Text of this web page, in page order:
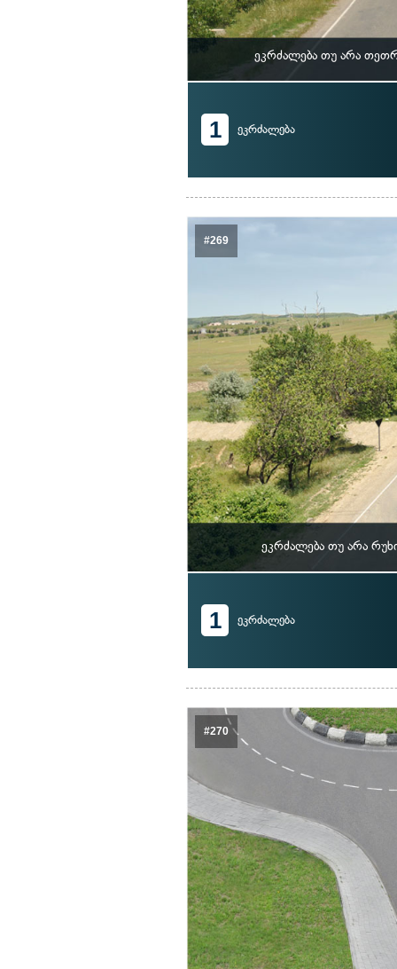
ეკრძალება თუ არა
1 ეკრძალება
#269
ეკრძალება თუ არა
1 ეკრძალება
#270